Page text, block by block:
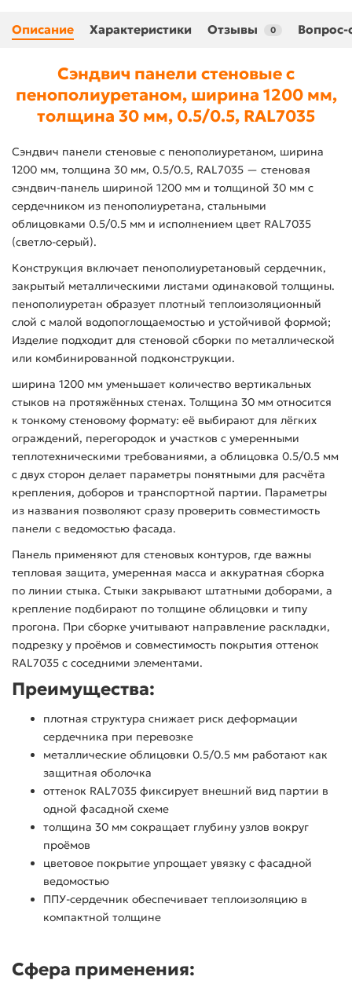
Описание Характеристики Отзывы 0 Вопрос-
Сэндвич панели стеновые с
пенополиуретаном, ширина 1200 мм,
толщина 30 мм, 0.5/0.5, RAL7035
Сэндвич панели стеновые с пенополиуретаном, ширина
1200 мм, толщина 30 мм, 0.5/0.5, RAL7035 — стеновая
сэндвич-панель шириной 1200 мм и толщиной 30 мм с
сердечником из пенополиуретана, стальными
облицовками 0.5/0.5 мм и исполнением цвет RAL7035
(светло-серый).
Конструкция включает пенополиуретановый сердечник,
закрытый металлическими листами одинаковой толщины.
пенополиуретан образует плотный теплоизоляционный
слой с малой водопоглощаемостью и устойчивой формой;
Изделие подходит для стеновой сборки по металлической
или комбинированной подконструкции.
ширина 1200 мм уменьшает количество вертикальных
стыков на протяжённых стенах. Толщина 30 мм относится
к тонкому стеновому формату: её выбирают для лёгких
ограждений, перегородок и участков с умеренными
теплотехническими требованиями, а облицовка 0.5/0.5 мм
с двух сторон делает параметры понятными для расчёта
крепления, доборов и транспортной партии. Параметры
из названия позволяют сразу проверить совместимость
панели с ведомостью фасада.
Панель применяют для стеновых контуров, где важны
тепловая защита, умеренная масса и аккуратная сборка
по линии стыка. Стыки закрывают штатными доборами, а
крепление подбирают по толщине облицовки и типу
прогона. При сборке учитывают направление раскладки,
подрезку у проёмов и совместимость покрытия оттенок
RAL7035 с соседними элементами.
Преимущества:
плотная структура снижает риск деформации
сердечника при перевозке
металлические облицовки 0.5/0.5 мм работают как
защитная оболочка
оттенок RAL7035 фиксирует внешний вид партии в
одной фасадной схеме
толщина 30 мм сокращает глубину узлов вокруг
проёмов
цветовое покрытие упрощает увязку с фасадной
ведомостью
ППУ-сердечник обеспечивает теплоизоляцию в
компактной толщине
Сфера применения: